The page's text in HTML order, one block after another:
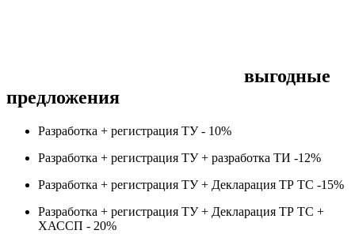
выгодные
предложения
Разработка + регистрация ТУ - 10%
Разработка + регистрация ТУ + разработка ТИ -12%
Разработка + регистрация ТУ + Декларация ТР ТС -15%
Разработка + регистрация ТУ + Декларация ТР ТС +
ХАССП - 20%